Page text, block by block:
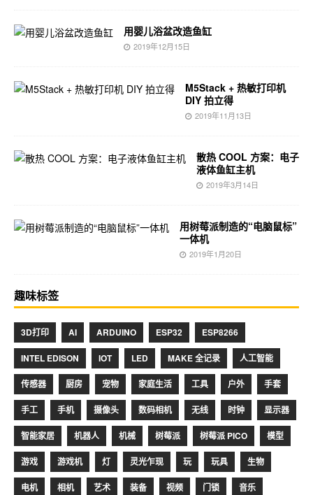
用婴儿浴盆改造鱼缸
2019年12月15日
M5Stack + 热敏打印机
DIY 拍立得
2019年11月13日
散热 COOL 方案：电子
液体鱼缸主机
2019年3月14日
用树莓派制造的“电脑鼠标”
一体机
2019年1月20日
趣味标签
3D打印 AI ARDUINO ESP32 ESP8266
INTEL EDISON IOT LED MAKE 全记录 人工智能
传感器 厨房 宠物 家庭生活 工具 户外 手套
手工 手机 摄像头 数码相机 无线 时钟 显示器
智能家居 机器人 机械 树莓派 树莓派 PICO 模型
游戏 游戏机 灯 灵光乍现 玩 玩具 生物
电机 相机 艺术 装备 视频 门锁 音乐